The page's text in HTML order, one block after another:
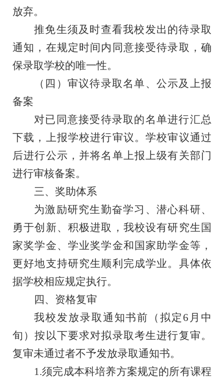
放弃。
推免生须及时查看我校发出的待录取
通知，在规定时间内同意接受待录取，确
保录取学校的唯一性。
（四）审议待录取名单、公示及上报
备案
对已同意接受待录取的名单进行汇总
下载，上报学校进行审议。学校审议通过
后进行公示，并将名单上报上级有关部门
进行审核备案。
三、奖助体系
为激励研究生勤奋学习、潜心科研、
勇于创新、积极进取，我校设有研究生国
家奖学金、学业奖学金和国家助学金等，
更好地支持研究生顺利完成学业。具体依
据学校相应规定执行。
四、资格复审
我校发放录取通知书前 （拟定 6月中
旬）按以下要求对拟录取考生进行复审。
复审未通过者不予发放录取通知书。
1.须完成本科培养方案规定的所有课程